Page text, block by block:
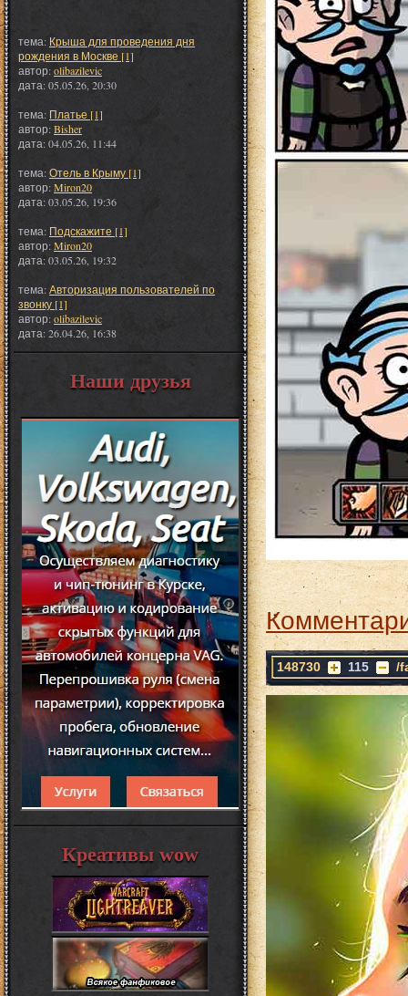
тема: Крыша для проведения дня
рождения в Москве [1]
автор:olibazilevic
дата: 05.05.26, 20:30
тема: Платье [1]
автор:Bisher
дата: 04.05.26, 11:44
тема:Отель в Крыму [1]
автор:Miron20
дата: 03.05.26, 19:36
тема: Подскажите [1]
автор:Miron20
дата: 03.05.26, 19:32
тема:Авторизация пользователей по
звонку [1]
автор:olibazilevic
дата: 26.04.26, 16:38
Наши друзья
Креативы wow
148730 115 /